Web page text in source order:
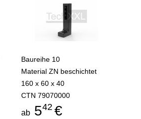
Baureihe 10
Material ZN beschichtet
160 x 60 x 40
CTN 79070000
ab 542 €